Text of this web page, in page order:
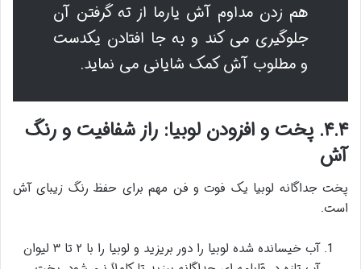
هم زدن مداوم آش یارما از ته گرفتن آن
جلوگیری می کند و به جا افتادن یکدست
و مطلوب آش کمک شایانی می نماید.
۴.۴. پخت و افزودن لوبیا: راز شفافیت و رنگ
آش
پخت جداگانه لوبیا یک فوت و فن مهم برای حفظ رنگ زیبای آش
است.
آب خیسانده شده لوبیا را دور بریزید و لوبیا را با ۲ تا ۳ لیوان